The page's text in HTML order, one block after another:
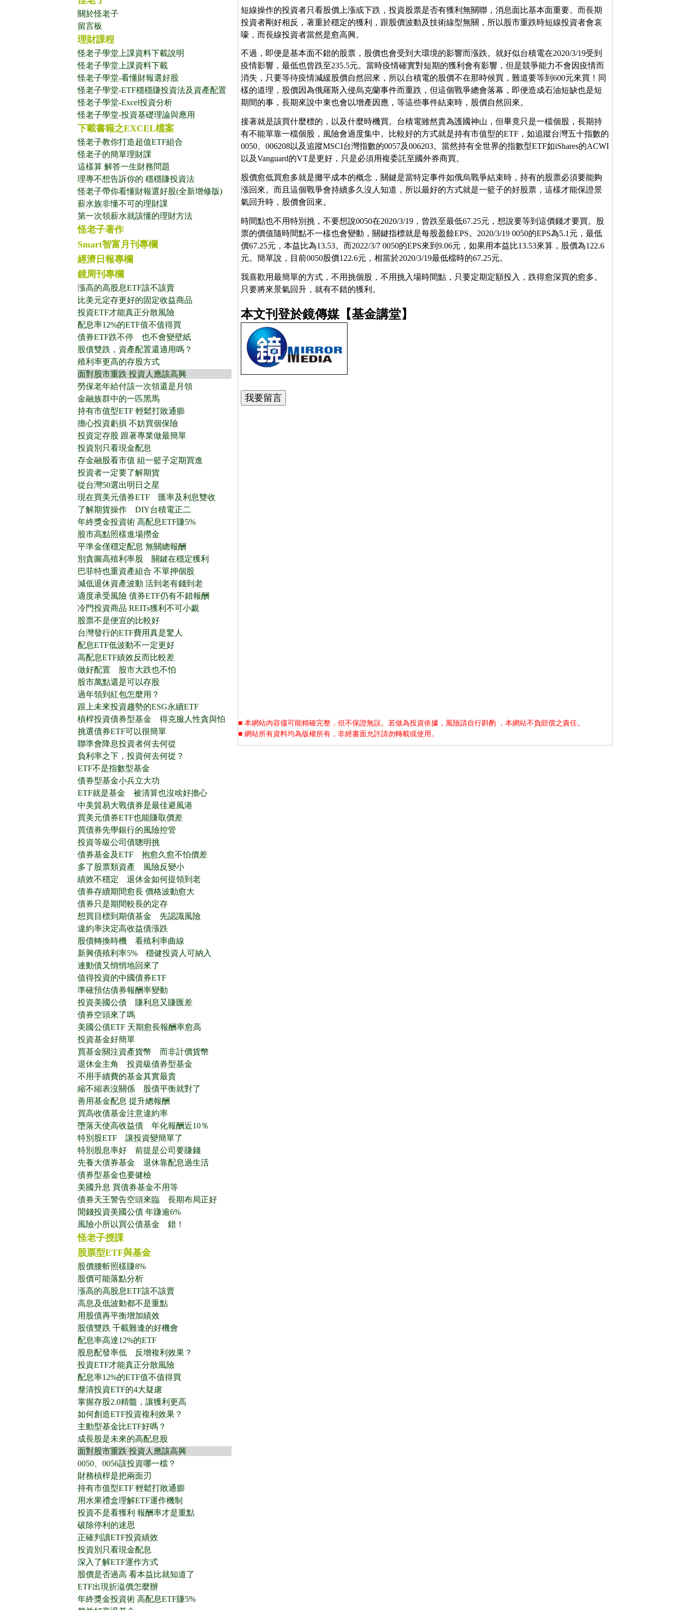
關於怪老子
留言板
理財課程
怪老子學堂上課資料下載說明
怪老子學堂上課資料下載
怪老子學堂-看懂財報選好股
怪老子學堂-ETF穩穩賺投資法及資產配置
怪老子學堂-Excel投資分析
怪老子學堂-投資基礎理論與應用
下載書籍之EXCEL檔案
怪老子教你打造超值ETF組合
怪老子的簡單理財課
這樣算 解答一生財務問題
理專不想告訴你的 穩穩賺投資法
怪老子帶你看懂財報選好股(全新增修版)
薪水族非懂不可的理財課
第一次領薪水就該懂的理財方法
怪老子著作
Smart智富月刊專欄
經濟日報專欄
鏡周刊專欄
漲高的高股息ETF該不該賣
比美元定存更好的固定收益商品
投資ETF才能真正分散風險
配息率12%的ETF值不值得買
債券ETF跌不停 也不會變壁紙
股債雙跌，資產配置還適用嗎？
殖利率更高的存股方式
面對股市重跌 投資人應該高興
勞保老年給付該一次領還是月領
金融族群中的一匹黑馬
持有市值型ETF 輕鬆打敗通膨
擔心投資虧損 不妨買個保險
投資定存股 跟著專業做最簡單
投資別只看現金配息
存金融股看市值 組一籃子定期買進
投資者一定要了解期貨
從台灣50選出明日之星
現在買美元債券ETF 匯率及利息雙收
了解期貨操作 DIY台積電正二
年終獎金投資術 高配息ETF賺5%
股市高點照樣進場撈金
平準金僅穩定配息 無關總報酬
別貪圖高殖利率股 關鍵在穩定獲利
巴菲特也重資產組合 不單押個股
減低退休資產波動 活到老有錢到老
適度承受風險 債券ETF仍有不錯報酬
冷門投資商品 REITs獲利不可小覷
股票不是便宜的比較好
台灣發行的ETF費用真是驚人
配息ETF低波動不一定更好
高配息ETF績效反而比較差
做好配置 股市大跌也不怕
股市萬點還是可以存股
過年領到紅包怎麼用？
跟上未來投資趨勢的ESG永續ETF
槓桿投資債券型基金 得克服人性貪與怕
挑選債券ETF可以很簡單
聯準會降息投資者何去何從
負利率之下，投資何去何從？
ETF不是指數型基金
債券型基金小兵立大功
ETF就是基金 被清算也沒啥好擔心
中美貿易大戰債券是最佳避風港
買美元債券ETF也能賺取價差
買債券先學銀行的風險控管
投資等級公司債聰明挑
債券基金及ETF 抱愈久愈不怕價差
多了股票類資產 風險反變小
績效不穩定 退休金如何提領到老
債券存續期間愈長 價格波動愈大
債券只是期間較長的定存
想買目標到期債基金 先認識風險
違約率決定高收益債漲跌
股債轉換時機 看殖利率曲線
新興債殖利率5% 穩健投資人可納入
連動債又悄悄地回來了
值得投資的中國債券ETF
準確預估債券報酬率變動
投資美國公債 賺利息又賺匯差
債券空頭來了嗎
美國公債ETF 天期愈長報酬率愈高
投資基金好簡單
買基金關注資產貨幣 而非計價貨幣
退休金主角 投資級債券型基金
不用手續費的基金其實最貴
縮不縮表沒關係 股債平衡就對了
善用基金配息 提升總報酬
買高收債基金注意違約率
墮落天使高收益債 年化報酬近10％
特別股ETF 讓投資變簡單了
特別股息率好 前提是公司要賺錢
先養大債券基金 退休靠配息過生活
債券型基金也要健檢
美國升息 買債券基金不用等
債券天王警告空頭來臨 長期布局正好
閒錢投資美國公債 年賺逾6%
風險小所以買公債基金 錯！
怪老子授課
股票型ETF與基金
股價腰斬照樣賺8%
股價可能落點分析
漲高的高股息ETF該不該賣
高息及低波動都不是重點
用股債再平衡增加績效
股債雙跌 千載難逢的好機會
配息率高達12%的ETF
股息配發率低 反增複利效果？
投資ETF才能真正分散風險
配息率12%的ETF值不值得買
釐清投資ETF的4大疑慮
掌握存股2.0精髓，讓獲利更高
如何創造ETF投資複利效果？
主動型基金比ETF好嗎？
成長股是未來的高配息股
面對股市重跌 投資人應該高興
0050、0056該投資哪一檔？
財務槓桿是把兩面刃
持有市值型ETF 輕鬆打敗通膨
用水果禮盒理解ETF運作機制
投資不是看獲利 報酬率才是重點
破除停利的迷思
正確判讀ETF投資績效
投資別只看現金配息
深入了解ETF運作方式
股價是否過高 看本益比就知道了
ETF出現折溢價怎麼辦
年終獎金投資術 高配息ETF賺5%
短線操作的投資者只看股價上漲或下跌，投資股票是否有獲利無關聯，消息面比基本面重要。而長期
投資者剛好相反，著重於穩定的獲利，跟股價波動及技術線型無關，所以股市重跌時短線投資者會哀
嚎，而長線投資者當然是愈高興。
不過，即便是基本面不錯的股票，股價也會受到大環境的影響而漲跌。就好似台積電在2020/3/19受到
疫情影響，最低也曾跌至235.5元。當時疫情確實對短期的獲利會有影響，但是競爭能力不會因疫情而
消失，只要等待疫情減緩股價自然回來，所以台積電的股價不在那時候買，難道要等到600元來買！同
樣的道理，股價因為俄羅斯入侵烏克蘭事件而重跌，但這個戰爭總會落幕，即便造成石油短缺也是短
期間的事，長期來說中東也會以增產因應，等這些事件結束時，股價自然回來。
接著就是該買什麼標的，以及什麼時機買。台積電雖然貴為護國神山，但畢竟只是一檔個股，長期持
有不能單靠一檔個股，風險會過度集中。比較好的方式就是持有市值型的ETF，如追蹤台灣五十指數的
0050、006208以及追蹤MSCI台灣指數的0057及006203。當然持有全世界的指數型ETF如iShares的ACWI
以及Vanguard的VT是更好，只是必須用複委託至國外券商買。
股價愈低買愈多就是攤平成本的概念，關鍵是當特定事件如俄烏戰爭結束時，持有的股票必須要能夠
漲回來。而且這個戰爭會持續多久沒人知道，所以最好的方式就是一籃子的好股票，這樣才能保證景
氣回升時，股價會回來。
時間點也不用特別挑，不要想說0050在2020/3/19，曾跌至最低67.25元，想說要等到這價錢才要買。股
票的價值隨時間點不一樣也會變動，關鍵指標就是每股盈餘EPS。2020/3/19 0050的EPS為5.1元，最低
價67.25元，本益比為13.53。而2022/3/7 0050的EPS來到9.06元，如果用本益比13.53來算，股價為122.6
元。簡單說，目前0050股價122.6元，相當於2020/3/19最低檔時的67.25元。
我喜歡用最簡單的方式，不用挑個股，不用挑入場時間點，只要定期定額投入，跌得愈深買的愈多。
只要將來景氣回升，就有不錯的獲利。
本文刊登於鏡傳媒【基金講堂】
■ 本網站內容儘可能精確完整，但不保證無誤。若做為投資依據，風險請自行斟酌 ，本網站不負賠償之責任。
■ 網站所有資料均為版權所有，非經書面允許請勿轉載或使用。